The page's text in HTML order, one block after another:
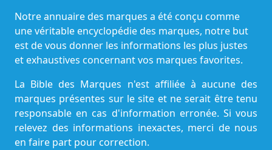
Notre annuaire des marques a été conçu comme
une véritable encyclopédie des marques, notre but
est de vous donner les informations les plus justes
et exhaustives concernant vos marques favorites.
La Bible des Marques n'est affiliée à aucune des
marques présentes sur le site et ne serait être tenu
responsable en cas d'information erronée. Si vous
relevez des informations inexactes, merci de nous
en faire part pour correction.